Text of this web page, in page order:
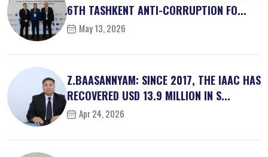
6TH TASHKENT ANTI-CORRUPTION FO...
May 13, 2026
Z.BAASANNYAM: SINCE 2017, THE IAAC HAS
RECOVERED USD 13.9 MILLION IN S...
Apr 24, 2026